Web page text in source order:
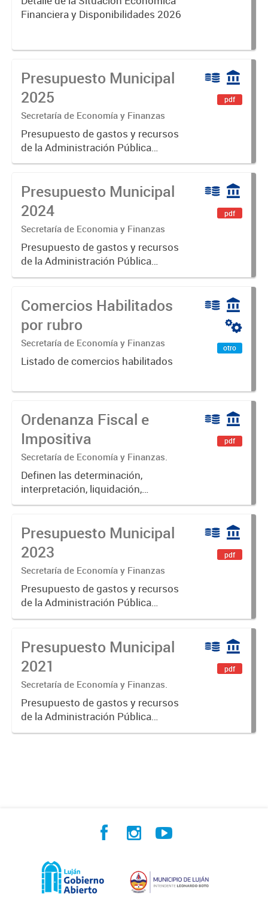
Financiera y Disponibilidades 2026
Presupuesto Municipal
2025
Secretaría de Economía y Finanzas
Presupuesto de gastos y recursos
de la Administración Pública
Municipal para el ejercicio 2025.
pdf
Presupuesto Municipal
2024
Secretaría de Economia y Finanzas
Presupuesto de gastos y recursos
de la Administración Pública
Municipal para el ejercicio 2024.
pdf
Comercios Habilitados
por rubro
Secretaría de Economía y Finanzas
Listado de comercios habilitados
otro
Ordenanza Fiscal e
Impositiva
Secretaría de Economía y Finanzas.
Definen las determinación,
interpretación, liquidación,
fiscalización, pago, exenciones,
intereses de las obligaciones
fiscales del Municipio de Luján.
pdf
Presupuesto Municipal
2023
Secretaría de Economía y Finanzas
Presupuesto de gastos y recursos
de la Administración Pública
Municipal para el ejercicio 2023.
N° 8005.
pdf
Presupuesto Municipal
2021
Secretaría de Economía y Finanzas.
Presupuesto de gastos y recursos
de la Administración Pública
Municipal para el ejercicio 2021.
pdf